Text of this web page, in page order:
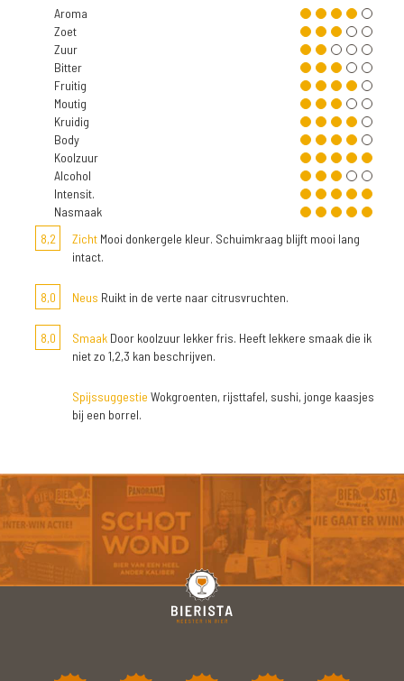
Aroma
Zoet
Zuur
Bitter
Fruitig
Moutig
Kruidig
Body
Koolzuur
Alcohol
Intensit.
Nasmaak
8,2
Zicht Mooi donkergele kleur. Schuimkraag blijft mooi lang
intact.
8,0 Neus Ruikt in de verte naar citrusvruchten.
8,0 Smaak Door koolzuur lekker fris. Heeft lekkere smaak die ik
niet zo 1,2,3 kan beschrijven.
Spijssuggestie Wokgroenten, rijsttafel, sushi, jonge kaasjes
bij een borrel.